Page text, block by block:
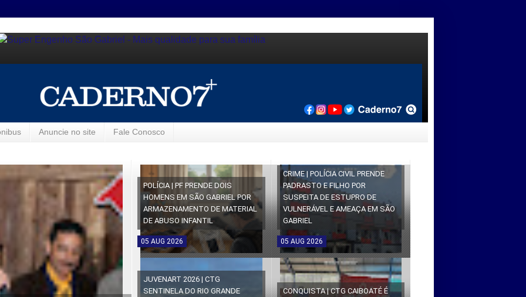
Anuncie no site Fale Conosco
POLÍCIA | PF PRENDE DOIS
HOMENS EM SÃO GABRIEL POR
ARMAZENAMENTO DE MATERIAL
DE ABUSO INFANTIL
05 AUG 2026
CRIME | POLÍCIA CIVIL PRENDE
PADRASTO E FILHO POR
SUSPEITA DE ESTUPRO DE
VULNERÁVEL E AMEAÇA EM SÃO
GABRIEL
05 AUG 2026
JUVENART 2026 | CTG
SENTINELA DO RIO GRANDE
CONQUISTA | CTG CAIBOATÉ É